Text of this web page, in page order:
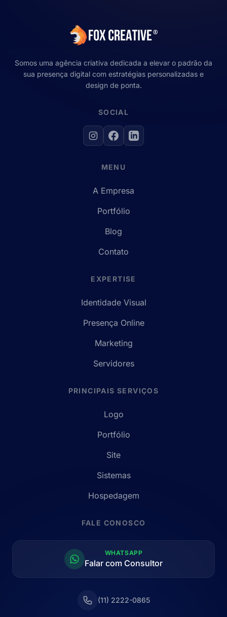
Somos uma agência criativa dedicada a elevar o padrão da
sua presença digital com estratégias personalizadas e
design de ponta.
SOCIAL
MENU
A Empresa
Portfólio
Blog
Contato
EXPERTISE
Identidade Visual
Presença Online
Marketing
Servidores
PRINCIPAIS SERVIÇOS
Logo
Portfólio
Site
Sistemas
Hospedagem
FALE CONOSCO
WHATSAPP
Falar com Consultor
(11) 2222-0865